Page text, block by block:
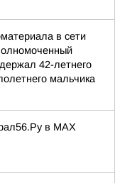
в сети
42-летнего
мальчика
в МАХ